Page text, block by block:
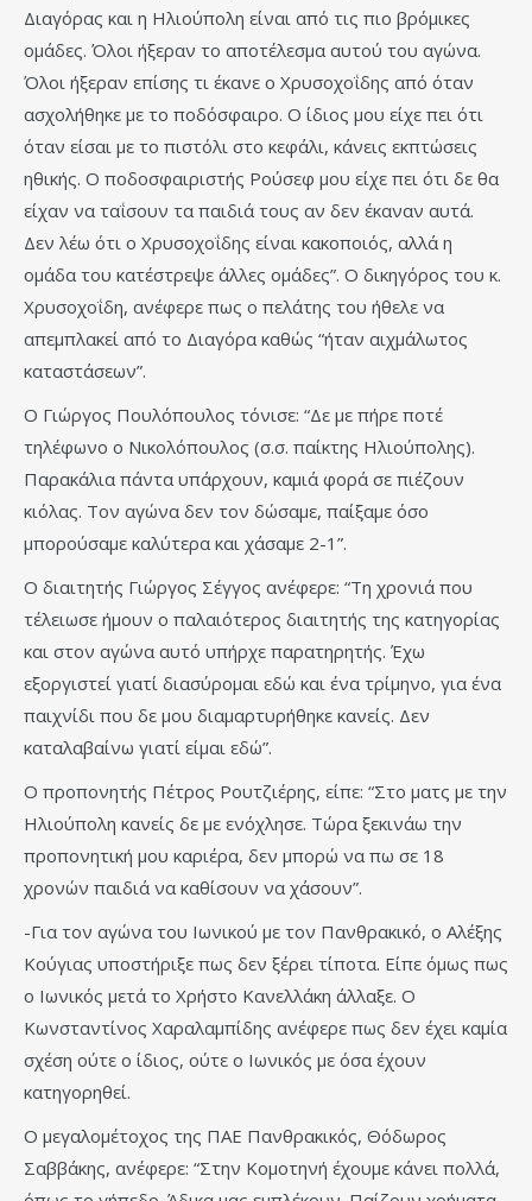
Διαγόρας και η Ηλιούπολη είναι από τις πιο βρόμικες
ομάδες. Όλοι ήξεραν το αποτέλεσμα αυτού του αγώνα.
Όλοι ήξεραν επίσης τι έκανε ο Χρυσοχοΐδης από όταν
ασχολήθηκε με το ποδόσφαιρο. Ο ίδιος μου είχε πει ότι
όταν είσαι με το πιστόλι στο κεφάλι, κάνεις εκπτώσεις
ηθικής. Ο ποδοσφαιριστής Ρούσεφ μου είχε πει ότι δε θα
είχαν να ταΐσουν τα παιδιά τους αν δεν έκαναν αυτά.
Δεν λέω ότι ο Χρυσοχοΐδης είναι κακοποιός, αλλά η
ομάδα του κατέστρεψε άλλες ομάδες”. Ο δικηγόρος του κ.
Χρυσοχοΐδη, ανέφερε πως ο πελάτης του ήθελε να
απεμπλακεί από το Διαγόρα καθώς “ήταν αιχμάλωτος
καταστάσεων”.
Ο Γιώργος Πουλόπουλος τόνισε: “Δε με πήρε ποτέ
τηλέφωνο ο Νικολόπουλος (σ.σ. παίκτης Ηλιούπολης).
Παρακάλια πάντα υπάρχουν, καμιά φορά σε πιέζουν
κιόλας. Τον αγώνα δεν τον δώσαμε, παίξαμε όσο
μπορούσαμε καλύτερα και χάσαμε 2-1”.
Ο διαιτητής Γιώργος Σέγγος ανέφερε: “Τη χρονιά που
τέλειωσε ήμουν ο παλαιότερος διαιτητής της κατηγορίας
και στον αγώνα αυτό υπήρχε παρατηρητής. Έχω
εξοργιστεί γιατί διασύρομαι εδώ και ένα τρίμηνο, για ένα
παιχνίδι που δε μου διαμαρτυρήθηκε κανείς. Δεν
καταλαβαίνω γιατί είμαι εδώ”.
Ο προπονητής Πέτρος Ρουτζιέρης, είπε: “Στο ματς με την
Ηλιούπολη κανείς δε με ενόχλησε. Τώρα ξεκινάω την
προπονητική μου καριέρα, δεν μπορώ να πω σε 18
χρονών παιδιά να καθίσουν να χάσουν”.
-Για τον αγώνα του Ιωνικού με τον Πανθρακικό, ο Αλέξης
Κούγιας υποστήριξε πως δεν ξέρει τίποτα. Είπε όμως πως
ο Ιωνικός μετά το Χρήστο Κανελλάκη άλλαξε. Ο
Κωνσταντίνος Χαραλαμπίδης ανέφερε πως δεν έχει καμία
σχέση ούτε ο ίδιος, ούτε ο Ιωνικός με όσα έχουν
κατηγορηθεί.
Ο μεγαλομέτοχος της ΠΑΕ Πανθρακικός, Θόδωρος
Σαββάκης, ανέφερε: “Στην Κομοτηνή έχουμε κάνει πολλά,